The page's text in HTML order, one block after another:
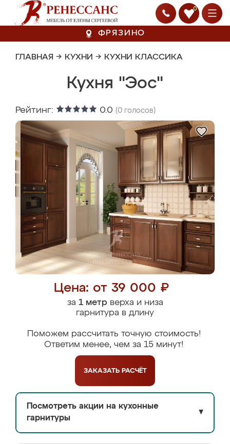
0
ФРЯЗИНО
ГЛАВНАЯ → КУХНИ → КУХНИ КЛАССИКА
Кухня "Эос"
Рейтинг: 0.0 (0 голосов)
Цена: от 39 000 ₽
за 1 метрверха и низа
гарнитура в длину
Поможем рассчитать точную стоимость!
Ответим менее, чем за 15 минут!
ЗАКАЗАТЬ РАСЧЁТ
Посмотреть акции на кухонные
гарнитуры
▼